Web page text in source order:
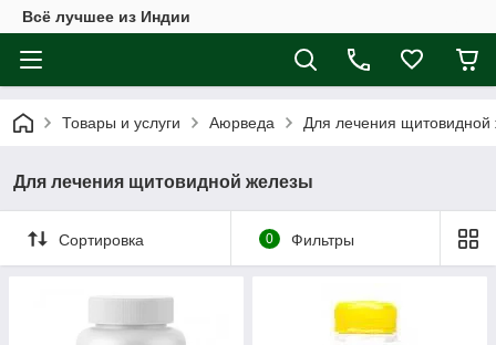
Всё лучшее из Индии
Товары и услуги Аюрведа Для лечения щитовидной
Для лечения щитовидной железы
Сортировка 0 Фильтры